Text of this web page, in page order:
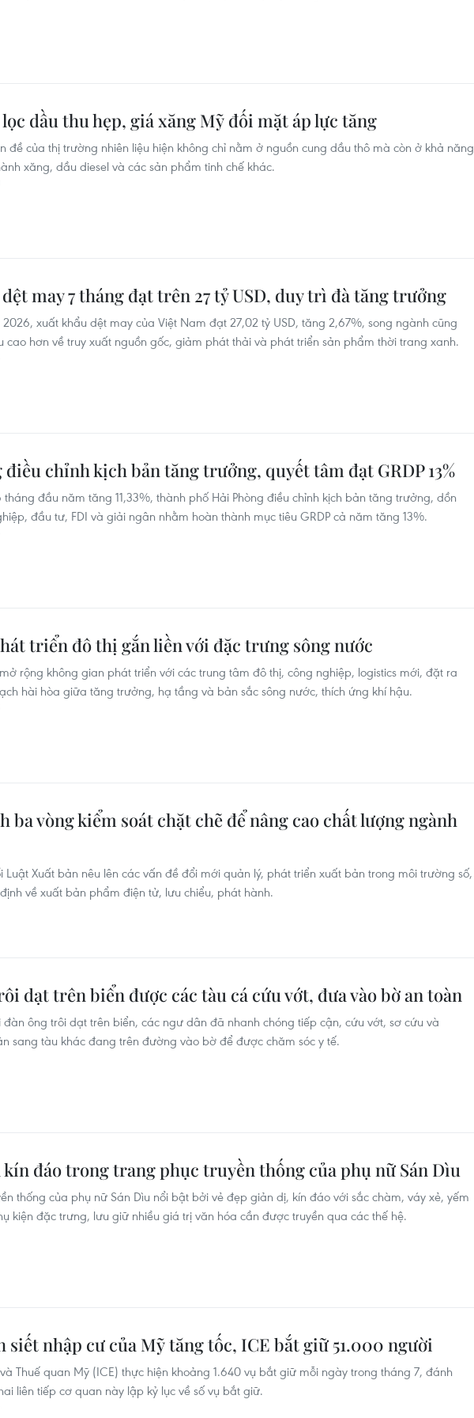
dầu thu hẹp, giá xăng Mỹ đối mặt áp lực tăng
đề của thị trường nhiên liệu hiện không chỉ nằm ở nguồn cung dầu thô mà còn ở khả năng
xăng, dầu diesel và các sản phẩm tinh chế khác.
may 7 tháng đạt trên 27 tỷ USD, duy trì đà tăng trưởng
xuất khẩu dệt may của Việt Nam đạt 27,02 tỷ USD, tăng 2,67%, song ngành cũng
cao hơn về truy xuất nguồn gốc, giảm phát thải và phát triển sản phẩm thời trang xanh.
điều chỉnh kịch bản tăng trưởng, quyết tâm đạt GRDP 13%
tháng đầu năm tăng 11,33%, thành phố Hải Phòng điều chỉnh kịch bản tăng trưởng, dồn
đầu tư, FDI và giải ngân nhằm hoàn thành mục tiêu GRDP cả năm tăng 13%.
triển đô thị gắn liền với đặc trưng sông nước
rộng không gian phát triển với các trung tâm đô thị, công nghiệp, logistics mới, đặt ra
hài hòa giữa tăng trưởng, hạ tầng và bản sắc sông nước, thích ứng khí hậu.
ba vòng kiểm soát chặt chẽ để nâng cao chất lượng ngành
Luật Xuất bản nêu lên các vấn đề đổi mới quản lý, phát triển xuất bản trong môi trường số,
về xuất bản phẩm điện tử, lưu chiểu, phát hành.
dạt trên biển được các tàu cá cứu vớt, đưa vào bờ an toàn
đàn ông trôi dạt trên biển, các ngư dân đã nhanh chóng tiếp cận, cứu vớt, sơ cứu và
sang tàu khác đang trên đường vào bờ để được chăm sóc y tế.
kín đáo trong trang phục truyền thống của phụ nữ Sán Dìu
thống của phụ nữ Sán Dìu nổi bật bởi vẻ đẹp giản dị, kín đáo với sắc chàm, váy xẻ, yếm
kiện đặc trưng, lưu giữ nhiều giá trị văn hóa cần được truyền qua các thế hệ.
siết nhập cư của Mỹ tăng tốc, ICE bắt giữ 51.000 người
Thuế quan Mỹ (ICE) thực hiện khoảng 1.640 vụ bắt giữ mỗi ngày trong tháng 7, đánh
liên tiếp cơ quan này lập kỷ lục về số vụ bắt giữ.